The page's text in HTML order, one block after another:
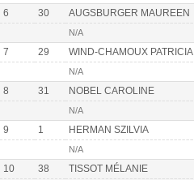
6 30 AUGSBURGER MAUREEN
N/A
7 29 WIND-CHAMOUX PATRICIA
N/A
8 31 NOBEL CAROLINE
N/A
9 1 HERMAN SZILVIA
N/A
10 38 TISSOT MÉLANIE